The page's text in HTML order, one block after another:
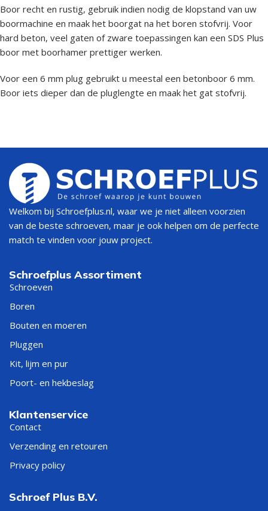
Boor recht en rustig, gebruik indien nodig de klopstand van uw
boormachine en maak het boorgat na het boren stofvrij. Voor
hard beton, veel gaten of zware toepassingen kan een SDS Plus
boor met boorhamer prettiger werken.
Voor een 6 mm plug gebruikt u meestal een betonboor 6 mm.
Boor iets dieper dan de pluglengte en maak het gat stofvrij.
Welkom bij Schroefplus.nl, waar we je niet alleen voorzien
van de beste schroeven, maar je ook helpen om de perfecte
match te vinden voor jouw project.
Schroefplus Assortiment
Schroeven
Boren
Bouten en moeren
Pluggen
Kit, lijm en pur
Poort- en hekbeslag
Klantenservice
Contact
Verzending en retouren
Privacy policy
Schroef Plus B.V.